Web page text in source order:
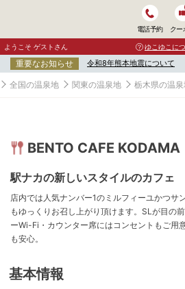
電話予約 クー
ようこそ ゲストさん ゆこゆこに
重要なお知らせ 令和8年熊本地震について
全国の温泉地 関東の温泉地 栃木県の温
BENTO CAFE KODAMA
駅ナカの新しいスタイルのカフェ
店内では人気ナンバー1のミルフィーユかつサ
もゆっくりお召し上がり頂けます。SLが目の
ーWi-Fi・カウンター席にはコンセントもご用
も安心。
基本情報